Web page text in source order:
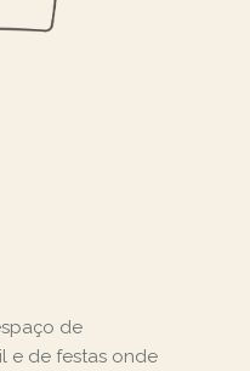
de
e de festas onde